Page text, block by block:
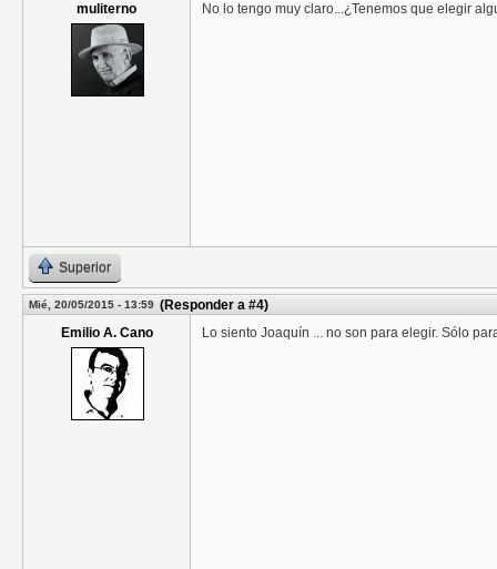
muliterno No lo tengo muy claro...¿Tenemos que elegir
Superior
Mié, 20/05/2015 - 13:59 (Responder a #4)
Emilio A. Cano
Lo siento Joaquín ... no son para elegir. Sólo